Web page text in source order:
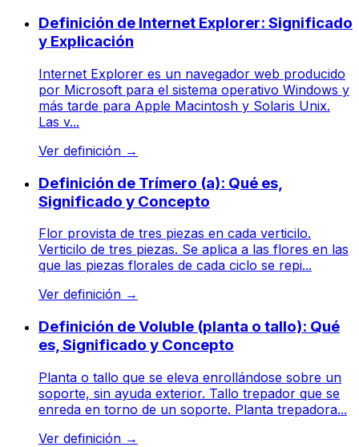
Definición de Internet Explorer: Significado
y Explicación
Internet Explorer es un navegador web producido
por Microsoft para el sistema operativo Windows y
más tarde para Apple Macintosh y Solaris Unix.
Las v...
Ver definición →
Definición de Trímero (a): Qué es,
Significado y Concepto
Flor provista de tres piezas en cada verticilo.
Verticilo de tres piezas. Se aplica a las flores en las
que las piezas florales de cada ciclo se repi...
Ver definición →
Definición de Voluble (planta o tallo): Qué
es, Significado y Concepto
Planta o tallo que se eleva enrollándose sobre un
soporte, sin ayuda exterior. Tallo trepador que se
enreda en torno de un soporte. Planta trepadora...
Ver definición →